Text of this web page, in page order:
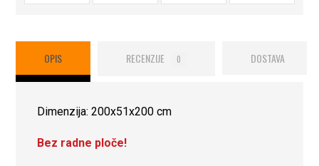
OPIS RECENZIJE 0 DOSTAVA
Dimenzija: 200x51x200 cm
Bez radne ploče!